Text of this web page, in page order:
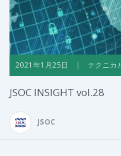
2021年1月25日 | テクニカ
JSOC INSIGHT vol.28
JSOC